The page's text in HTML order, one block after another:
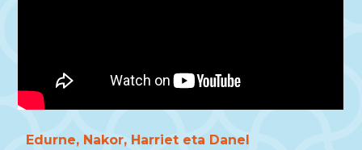
Edurne, Nakor, Harriet eta Danel